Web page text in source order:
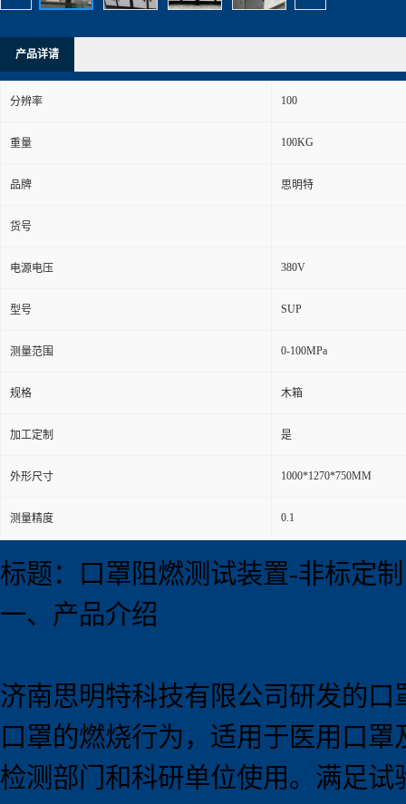
产品详请
分辨率 100
重量 100KG
品牌 思明特
货号
电源电压 380V
型号 SUP
测量范围 0-100MPa
规格 木箱
加工定制 是
外形尺寸 1000*1270*750MM
测量精度 0.1
标题：口罩阻燃测试装置-非标定制
一、产品介绍
济南思明特科技有限公司研发的口
口罩的燃烧行为，适用于医用口
检测部门和科研单位使用。满足